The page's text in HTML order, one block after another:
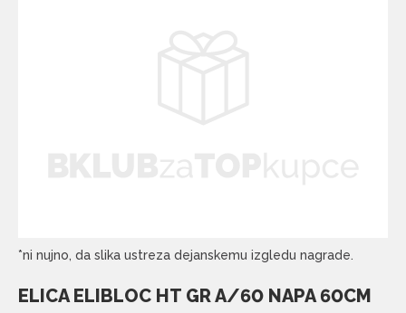
*ni nujno, da slika ustreza dejanskemu izgledu nagrade.
ELICA ELIBLOC HT GR A/60 NAPA 60CM